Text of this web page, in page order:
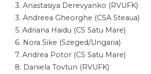
3. Anastasiya Derevyanko (RVUFK)
3. Andreea Gheorghe (CSA Steaua)
5. Adriana Haidu (CS Satu Mare)
6. Nora Sike (Szeged/Ungaria)
7. Andrea Potor (CS Satu Mare)
8. Daniela Tovtun (RVUFK)